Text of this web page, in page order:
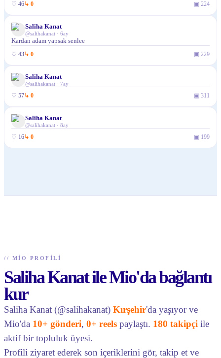
♡ 46↳ 0 ▣ 224
Saliha Kanat
@salihakanat · 6ay
Kardan adam yapsak senlee
♡ 43↳ 0 ▣ 229
Saliha Kanat
@salihakanat · 7ay
♡ 57↳ 0 ▣ 311
Saliha Kanat
@salihakanat · 8ay
♡ 16↳ 0 ▣ 199
// MIO PROFILI
Saliha Kanat ile Mio'da bağlantı
kur
Saliha Kanat (@salihakanat) Kırşehir'da yaşıyor ve
Mio'da 10+ gönderi, 0+ reels paylaştı. 180 takipçi ile
aktif bir topluluk üyesi.
Profili ziyaret ederek son içeriklerini gör, takip et ve